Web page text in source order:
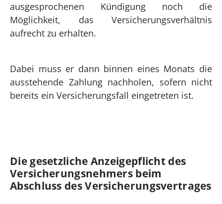
ausgesprochenen Kündigung noch die
Möglichkeit, das Versicherungsverhältnis
aufrecht zu erhalten.
Dabei muss er dann binnen eines Monats die
ausstehende Zahlung nachholen, sofern nicht
bereits ein Versicherungsfall eingetreten ist.
Die gesetzliche Anzeigepflicht des
Versicherungs­nehmers beim
Abschluss des Versicherungs­vertrages